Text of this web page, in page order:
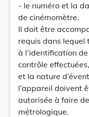
- le numéro et la
de cinémomètre.
Il doit être
requis dans lequel
à l’identification
contrôle
et la nature
l’appareil doivent
autorisée à faire
métrologique.